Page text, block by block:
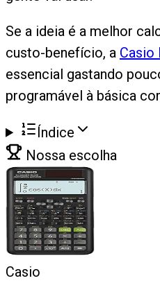
Se a ideia é a melhor
custo-benefício, a Casio
essencial gastando
programável à básica
Índice
Nossa escolha
Casio